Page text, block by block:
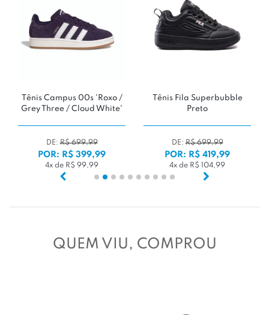
Tênis New Balance 471 V1
'Thunder Brown'
POR: R$ 549,99
5x de R$ 109,99
Tênis Puma
'Whisp of Pink/
DE:
POR: R$
6x de R$
QUEM VIU, COMPROU